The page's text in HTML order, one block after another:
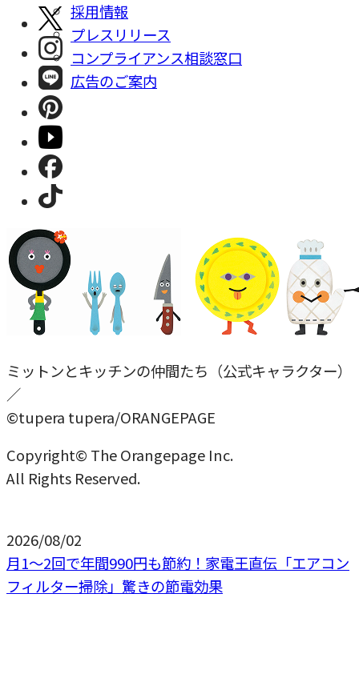
採⽤情報
プレスリリース
コンプライアンス相談窓⼝
広告のご案内
ミットンとキッチンの仲間たち（公式キャラクター）
／
©tupera tupera/ORANGEPAGE
Copyright© The Orangepage Inc.
All Rights Reserved.
2026/08/02
月1〜2回で年間990円も節約！家電王直伝「エアコン
フィルター掃除」驚きの節電効果